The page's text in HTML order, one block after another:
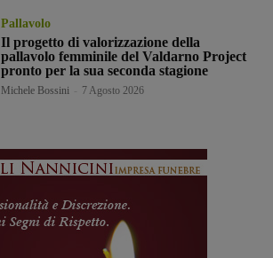
Pallavolo
Il progetto di valorizzazione della
pallavolo femminile del Valdarno Project
pronto per la sua seconda stagione
Michele Bossini 7 Agosto 2026